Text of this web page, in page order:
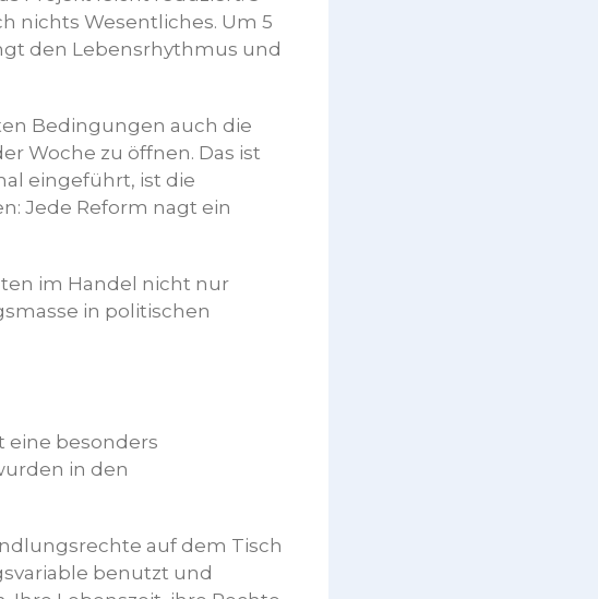
nichts Wesentliches. Um 5
den Lebensrhythmus und
Bedingungen auch die
Woche zu öffnen. Das ist
eingeführt, ist die
Jede Reform nagt ein
im Handel nicht nur
in politischen
eine besonders
in den
auf dem Tisch
benutzt und